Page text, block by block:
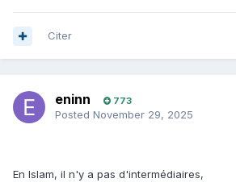
Citer
eninn 773
Posted November 29, 2025
En Islam, il n'y a pas d'intermédiaires,